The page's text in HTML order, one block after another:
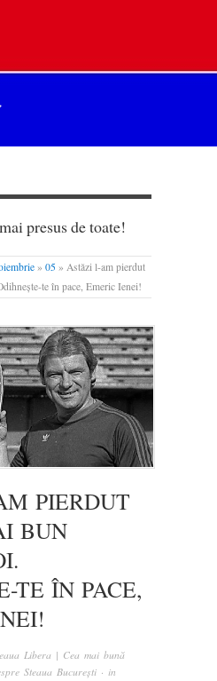
presus de toate!
» 05 » Astăzi l-am pierdut
te în pace, Emeric Ienei!
PIERDUT
BUN
TE ÎN PACE,
Libera | Cea mai bună
Steaua București · in